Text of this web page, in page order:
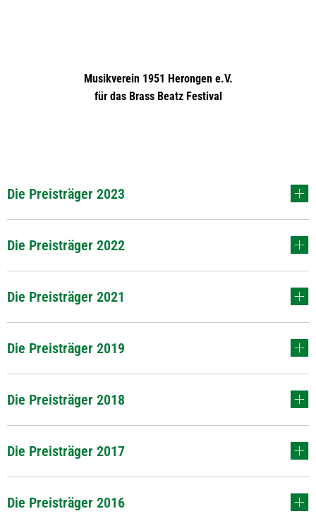
Musikverein 1951 Herongen e.V.
für das Brass Beatz Festival
Die Preisträger 2023
Die Preisträger 2022
Die Preisträger 2021
Die Preisträger 2019
Die Preisträger 2018
Die Preisträger 2017
Die Preisträger 2016